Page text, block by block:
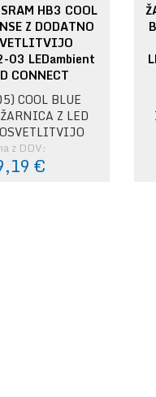
HB3 COOL
Z DODATNO
03 LEDambient
CONNECT
COOL BLUE
Z LED
z DDV:
€